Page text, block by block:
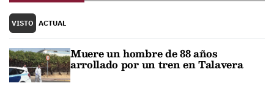
VISTO ACTUAL
Muere un hombre de 88 años
arrollado por un tren en Talavera